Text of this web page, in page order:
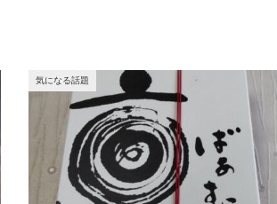
気になる話題